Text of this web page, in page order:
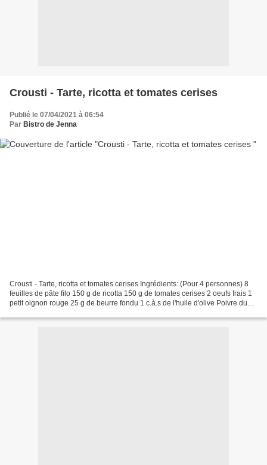
Crousti - Tarte, ricotta et tomates cerises
Publié le 07/04/2021 à 06:54
Par Bistro de Jenna
Crousti - Tarte, ricotta et tomates cerises Ingrédients: (Pour 4 personnes) 8
feuilles de pâte filo 150 g de ricotta 150 g de tomates cerises 2 oeufs frais 1
petit oignon rouge 25 g de beurre fondu 1 c.à.s de l'huile d'olive Poivre du